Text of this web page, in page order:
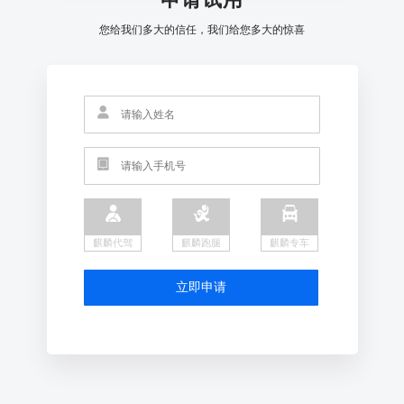
您给我们多大的信任，我们给您多大的惊喜
麒麟代驾 麒麟跑腿 麒麟专车
立即申请